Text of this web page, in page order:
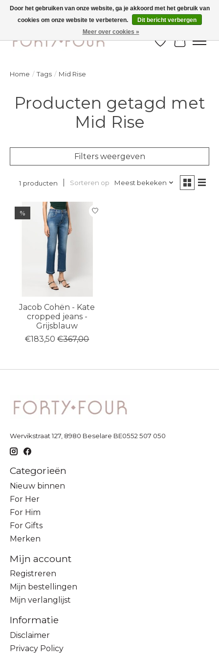
Ontdek de nieuwe najaarscollectie nu in de winkel - selectie online
Verlanglijst
Home / Tags / Mid Rise
Producten getagd met
Mid Rise
Filters weergeven
1 producten Sorteren op Meest bekeken
%
Jacob Cohën - Kate
cropped jeans -
Grijsblauw
€183,50 €367,00
Wervikstraat 127, 8980 Beselare BE0552 507 050
Categorieën
Nieuw binnen
For Her
For Him
For Gifts
Merken
Mijn account
Registreren
Mijn bestellingen
Mijn verlanglijst
Informatie
Disclaimer
Privacy Policy
Door het gebruiken van onze website, ga je akkoord met het gebruik van
cookies om onze website te verbeteren.
Dit bericht verbergen
Meer over cookies »